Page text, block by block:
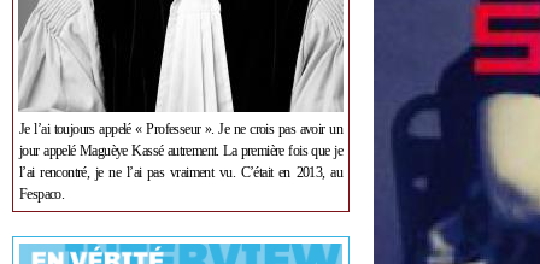
Je l’ai toujours appelé « Professeur ». Je ne crois pas avoir un
jour appelé Maguèye Kassé autrement. La première fois que je
l’ai rencontré, je ne l’ai pas vraiment vu. C’était en 2013, au
Fespaco.